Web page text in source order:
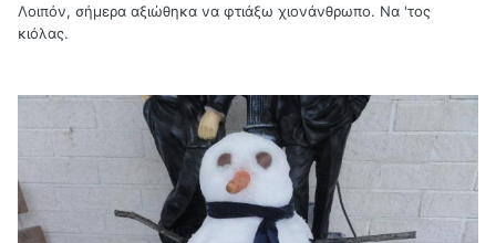
Λοιπόν, σήμερα αξιώθηκα να φτιάξω χιονάνθρωπο. Να 'τος
κιόλας.